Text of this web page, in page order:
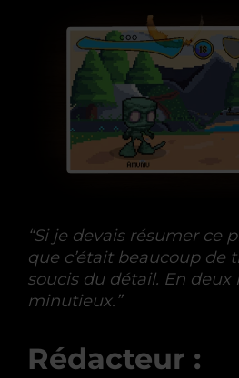
“Si je devais résumer ce
que c’était beaucoup de
soucis du détail. En deux
minutieux.”
Rédacteur :